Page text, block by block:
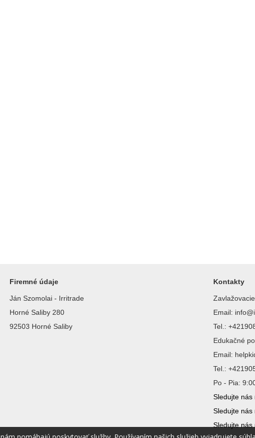
Firemné údaje
Ján Szomolai - Irritrade
Horné Saliby 280
92503 Horné Saliby
Kontakty
Email:
Tel.:
Edukačné
Email:
Tel.:
Po - Pia:
Sledujte nás
Sledujte nás
Sledujte nás